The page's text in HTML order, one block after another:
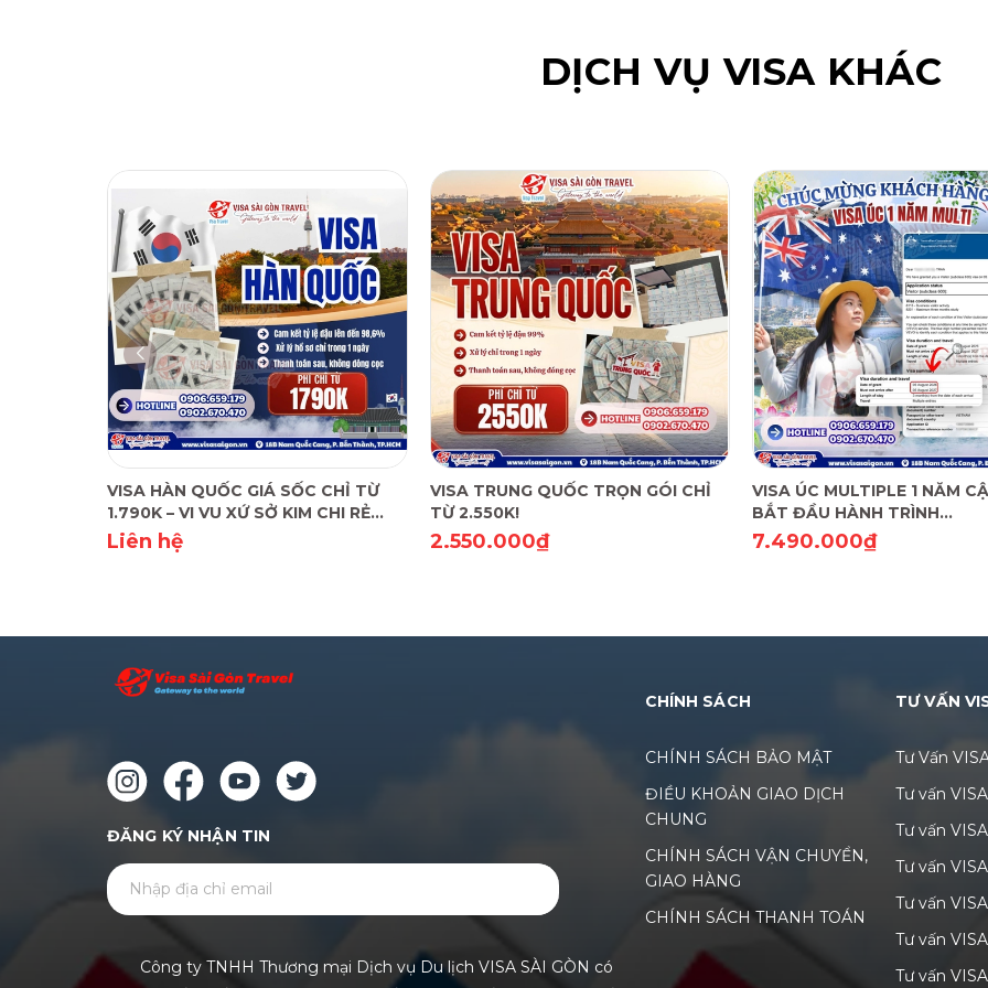
DỊCH VỤ VISA KHÁC
VISA HÀN QUỐC GIÁ SỐC CHỈ TỪ
1.790K – VI VU XỨ SỞ KIM CHI RẺ
CHƯA TỪNG THẤY!
Liên hệ
VISA TRUNG QUỐC TRỌN GÓI CHỈ
TỪ 2.550K!
2.550.000₫
VISA ÚC MULTIPLE 1 NĂM
BẮT ĐẦU HÀNH TRÌNH
"FREESTYLE"!
7.490.000₫
ĐĂNG KÝ NHẬN TIN
Công ty TNHH Thương mại Dịch vụ Du lịch VISA SÀI GÒN có
CHÍNH SÁCH
CHÍNH SÁCH BẢO MẬT
ĐIỀU KHOẢN GIAO DỊCH
CHUNG
CHÍNH SÁCH VẬN CHUYỂN,
GIAO HÀNG
CHÍNH SÁCH THANH TOÁN
TƯ VẤN
Tư Vấn
Tư vấn
Tư vấn
Tư vấn
Tư vấn
Tư vấn
Tư vấn